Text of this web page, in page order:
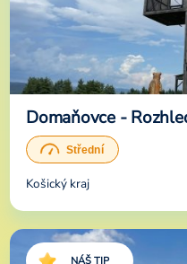
Domaňovce -
Košický kraj
NÁŠ TIP